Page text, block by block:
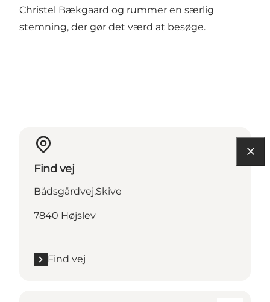
Christel Bækgaard og rummer en særlig
stemning, der gør det værd at besøge.
Find vej
Bådsgårdvej,Skive
7840 Højslev
Find vej